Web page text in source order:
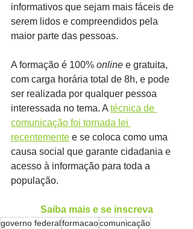
informativos que sejam mais fáceis de
serem lidos e compreendidos pela
maior parte das pessoas.
A formação é 100% online e gratuita,
com carga horária total de 8h, e pode
ser realizada por qualquer pessoa
interessada no tema. A técnica de
comunicação foi tornada lei
recentemente e se coloca como uma
causa social que garante cidadania e
acesso à informação para toda a
população.
Saiba mais e se inscreva
governo federalformacaocomunicação